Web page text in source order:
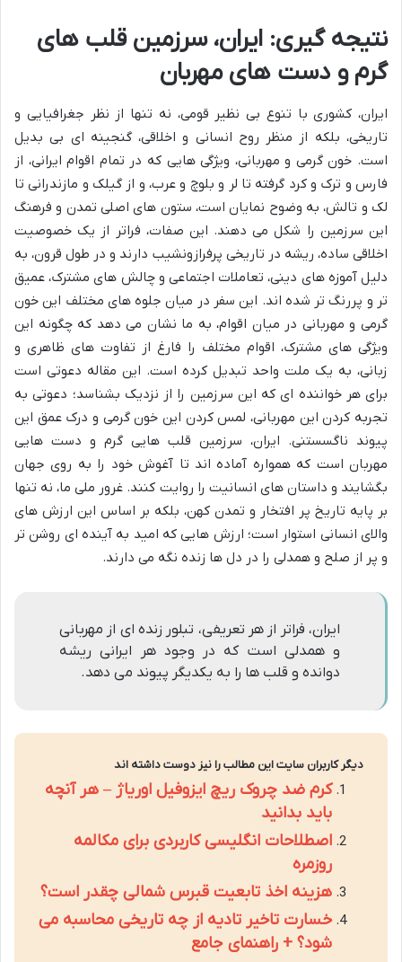
نتیجه گیری: ایران، سرزمین قلب های
گرم و دست های مهربان
ایران، کشوری با تنوع بی نظیر قومی، نه تنها از نظر جغرافیایی و
تاریخی، بلکه از منظر روح انسانی و اخلاقی، گنجینه ای بی بدیل
است. خون گرمی و مهربانی، ویژگی هایی که در تمام اقوام ایرانی، از
فارس و ترک و کرد گرفته تا لر و بلوچ و عرب، و از گیلک و مازندرانی تا
لک و تالش، به وضوح نمایان است، ستون های اصلی تمدن و فرهنگ
این سرزمین را شکل می دهند. این صفات، فراتر از یک خصوصیت
اخلاقی ساده، ریشه در تاریخی پرفرازونشیب دارند و در طول قرون، به
دلیل آموزه های دینی، تعاملات اجتماعی و چالش های مشترک، عمیق
تر و پررنگ تر شده اند. این سفر در میان جلوه های مختلف این خون
گرمی و مهربانی در میان اقوام، به ما نشان می دهد که چگونه این
ویژگی های مشترک، اقوام مختلف را فارغ از تفاوت های ظاهری و
زبانی، به یک ملت واحد تبدیل کرده است. این مقاله دعوتی است
برای هر خواننده ای که این سرزمین را از نزدیک بشناسد؛ دعوتی به
تجربه کردن این مهربانی، لمس کردن این خون گرمی و درک عمق این
پیوند ناگسستنی. ایران، سرزمین قلب هایی گرم و دست هایی
مهربان است که همواره آماده اند تا آغوش خود را به روی جهان
بگشایند و داستان های انسانیت را روایت کنند. غرور ملی ما، نه تنها
بر پایه تاریخ پر افتخار و تمدن کهن، بلکه بر اساس این ارزش های
والای انسانی استوار است؛ ارزش هایی که امید به آینده ای روشن تر
و پر از صلح و همدلی را در دل ها زنده نگه می دارند.
ایران، فراتر از هر تعریفی، تبلور زنده ای از مهربانی
و همدلی است که در وجود هر ایرانی ریشه
دوانده و قلب ها را به یکدیگر پیوند می دهد.
دیگر کاربران سایت این مطالب را نیز دوست داشته اند
کرم ضد چروک ریچ ایزوفیل اوریاژ – هر آنچه
باید بدانید
اصطلاحات انگلیسی کاربردی برای مکالمه
روزمره
هزینه اخذ تابعیت قبرس شمالی چقدر است؟
خسارت تاخیر تادیه از چه تاریخی محاسبه می
شود؟ + راهنمای جامع